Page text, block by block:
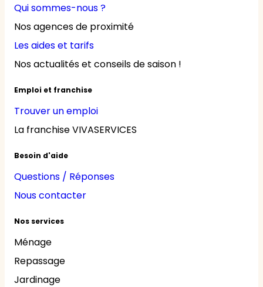
Qui sommes-nous ?
Nos agences de proximité
Les aides et tarifs
Nos actualités et conseils de saison !
Emploi et franchise
Trouver un emploi
La franchise VIVASERVICES
Besoin d'aide
Questions / Réponses
Nous contacter
Nos services
Ménage
Repassage
Jardinage